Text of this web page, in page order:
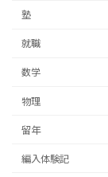
塾
就職
数学
物理
留年
編入体験記